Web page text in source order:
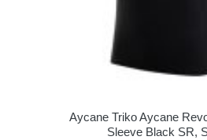
Aycane Triko Aycane
Sleeve Black SR,